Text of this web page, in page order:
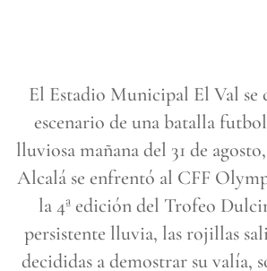
El Estadio Municipal El Val se
escenario de una batalla
lluviosa mañana del 31 de
Alcalá se enfrentó al CFF
la 4ª edición del Trofeo
persistente lluvia, las rojillas
decididas a demostrar su valía,